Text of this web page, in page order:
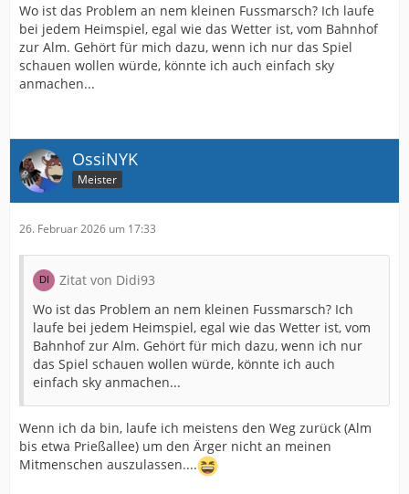
Wo ist das Problem an nem kleinen Fussmarsch? Ich laufe
bei jedem Heimspiel, egal wie das Wetter ist, vom Bahnhof
zur Alm. Gehört für mich dazu, wenn ich nur das Spiel
schauen wollen würde, könnte ich auch einfach sky
anmachen...
OssiNYK
Meister
26. Februar 2026 um 17:33
Zitat von Didi93
Wo ist das Problem an nem kleinen Fussmarsch? Ich
laufe bei jedem Heimspiel, egal wie das Wetter ist, vom
Bahnhof zur Alm. Gehört für mich dazu, wenn ich nur
das Spiel schauen wollen würde, könnte ich auch
einfach sky anmachen...
Wenn ich da bin, laufe ich meistens den Weg zurück (Alm
bis etwa Prießallee) um den Ärger nicht an meinen
Mitmenschen auszulassen....